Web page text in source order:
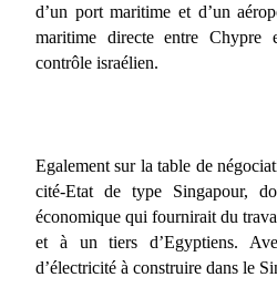
d’un port maritime et d’un
maritime directe entre Chypre
contrôle israélien.
Egalement sur la table de
cité-Etat de type Singapour,
économique qui fournirait du
et à un tiers d’Egyptiens.
d’électricité à construire dans le